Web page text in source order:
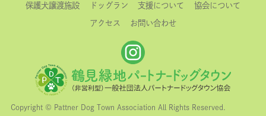
保護犬譲渡施設 ドッグラン 支援について 協会について
アクセス お問い合わせ
Copyright © Pattner Dog Town Association All Rights Reserved.